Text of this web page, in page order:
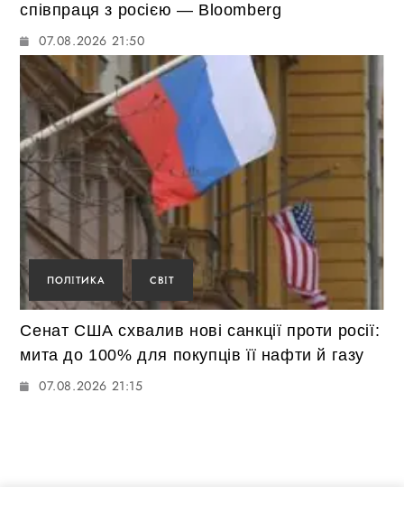
співпраця з росією — Bloomberg
07.08.2026 21:50
ПОЛІТИКА СВІТ
Сенат США схвалив нові санкції проти росії:
мита до 100% для покупців її нафти й газу
07.08.2026 21:15